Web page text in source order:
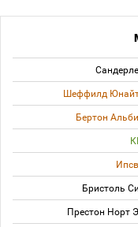
Шеффилд
Бертон
Бристоль
Престон Норт